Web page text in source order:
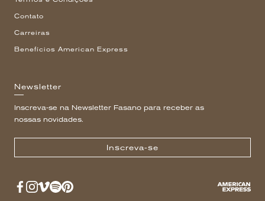
Contato
Carreiras
Benefícios American Express
Newsletter
Inscreva-se na Newsletter Fasano para receber as
nossas novidades.
Inscreva-se